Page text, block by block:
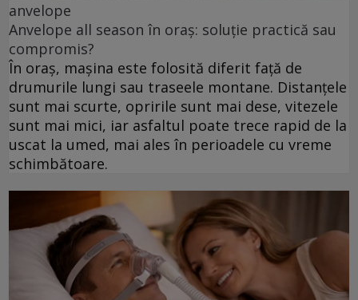
anvelope
Anvelope all season în oraș: soluție practică sau
compromis?
În oraș, mașina este folosită diferit față de
drumurile lungi sau traseele montane. Distanțele
sunt mai scurte, opririle sunt mai dese, vitezele
sunt mai mici, iar asfaltul poate trece rapid de la
uscat la umed, mai ales în perioadele cu vreme
schimbătoare.